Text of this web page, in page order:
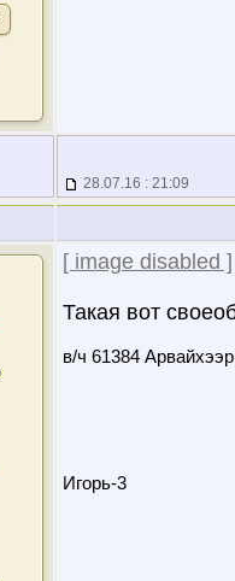
28.07.16 : 21:09
[ image disabled ]
Такая вот
в/ч 61384
Игорь-3